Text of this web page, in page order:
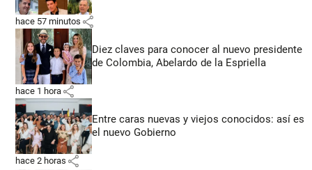
hace 57 minutos share
Diez claves para conocer al nuevo presidente
de Colombia, Abelardo de la Espriella
hace 1 hora share
Entre caras nuevas y viejos conocidos: así es
el nuevo Gobierno
hace 2 horas share